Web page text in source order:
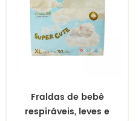
Fraldas de bebê
respiráveis, leves e